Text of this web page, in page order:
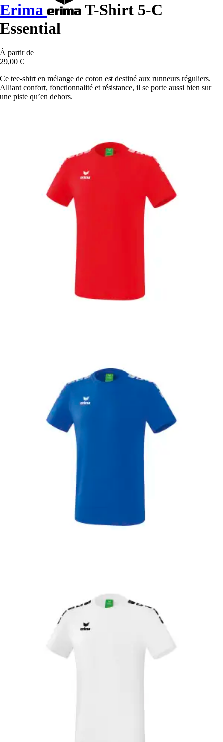
Erima
T-Shirt 5-C
Essential
À partir de
29,00 €
Ce tee-shirt en mélange de coton est destiné aux runneurs réguliers.
Alliant confort, fonctionnalité et résistance, il se porte aussi bien sur
une piste qu’en dehors.